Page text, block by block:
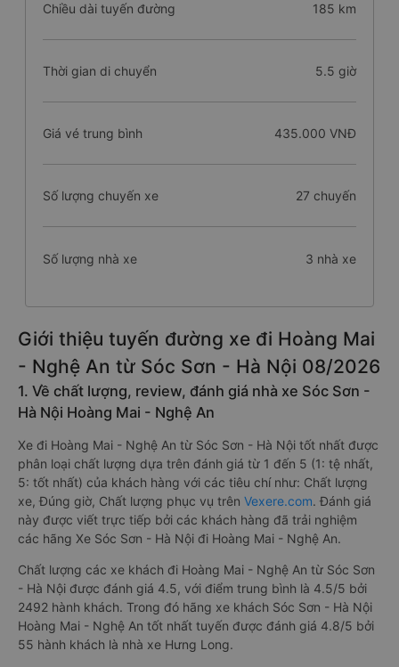
Chiều dài tuyến đường 185 km
Thời gian di chuyển 5.5 giờ
Giá vé trung bình 435.000 VNĐ
Số lượng chuyến xe 27 chuyến
Số lượng nhà xe 3 nhà xe
Giới thiệu tuyến đường xe đi Hoàng Mai
- Nghệ An từ Sóc Sơn - Hà Nội 08/2026
1. Về chất lượng, review, đánh giá nhà xe Sóc Sơn -
Hà Nội Hoàng Mai - Nghệ An
Xe đi Hoàng Mai - Nghệ An từ Sóc Sơn - Hà Nội tốt nhất được
phân loại chất lượng dựa trên đánh giá từ 1 đến 5 (1: tệ nhất,
5: tốt nhất) của khách hàng với các tiêu chí như: Chất lượng
xe, Đúng giờ, Chất lượng phục vụ trên Vexere.com. Đánh giá
này được viết trực tiếp bởi các khách hàng đã trải nghiệm
các hãng Xe Sóc Sơn - Hà Nội đi Hoàng Mai - Nghệ An.
Chất lượng các xe khách đi Hoàng Mai - Nghệ An từ Sóc Sơn
- Hà Nội được đánh giá 4.5, với điểm trung bình là 4.5/5 bởi
2492 hành khách. Trong đó hãng xe khách Sóc Sơn - Hà Nội
Hoàng Mai - Nghệ An tốt nhất tuyến được đánh giá 4.8/5 bởi
55 hành khách là nhà xe Hưng Long.